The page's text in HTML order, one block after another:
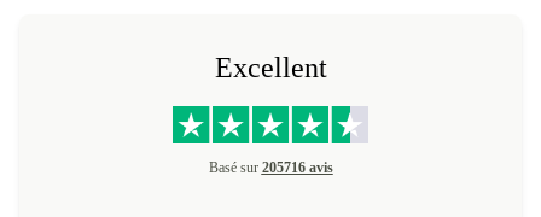
Excellent
Basé sur 205716 avis